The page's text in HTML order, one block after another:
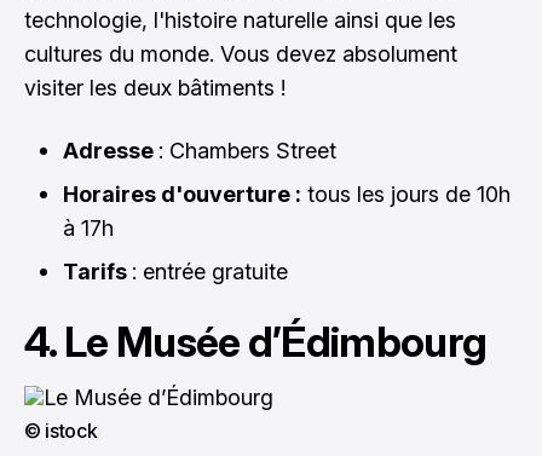
technologie, l'histoire naturelle ainsi que les
cultures du monde. Vous devez absolument
visiter les deux bâtiments !
Adresse : Chambers Street
Horaires d'ouverture : tous les jours de 10h
à 17h
Tarifs : entrée gratuite
4. Le Musée d’Édimbourg
© istock